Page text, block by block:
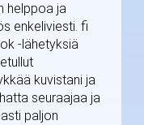
helppoa ja
enkeliviesti. fi
-lähetyksiä
kuvistani ja
seuraajaa ja
paljon